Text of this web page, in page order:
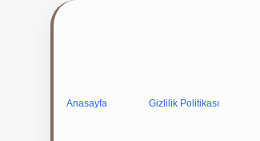
Anasayfa Gizlilik Politikası